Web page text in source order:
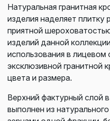
Натуральная гранитная
изделия наделяет
приятной
изделий данной
использования в лицевом
эксклюзивной гранитной
цвета и размера.
Верхний фактурный слой
выполнен из